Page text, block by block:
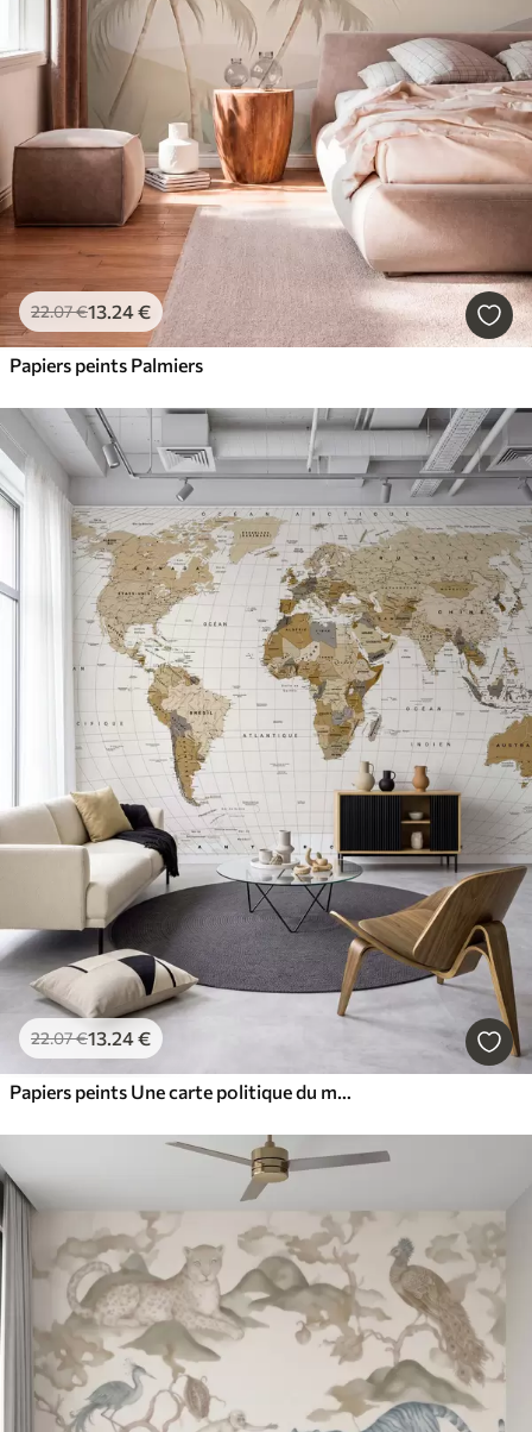
22.07€13.24€
Papiers peints Palmiers
22.07€13.24€
Papiers peints Une carte politique du monde de couleur marron, avec des drapeaux en français